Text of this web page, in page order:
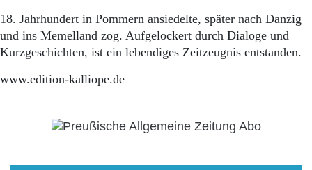
Start
Aktuelle Ausgabe
Abo Prämien
Bücher
18. Jahrhundert in Pommern ansiedelte, später nach Danzig
und ins Memelland zog. Aufgelockert durch Dialoge und
Kurzgeschichten, ist ein lebendiges Zeitzeugnis entstanden.
www.edition-kalliope.de